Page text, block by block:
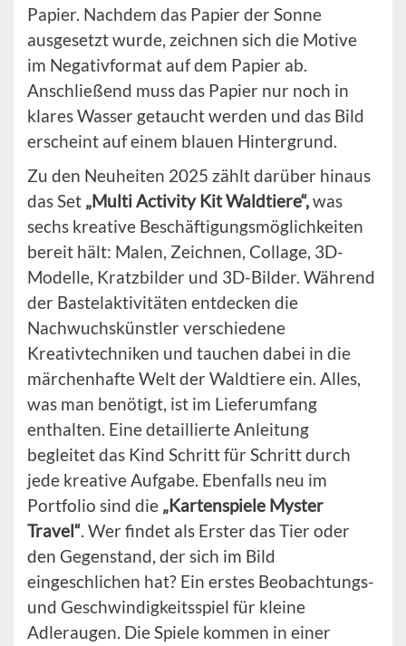
Papier. Nachdem das Papier der Sonne
ausgesetzt wurde, zeichnen sich die Motive
im Negativformat auf dem Papier ab.
Anschließend muss das Papier nur noch in
klares Wasser getaucht werden und das Bild
erscheint auf einem blauen Hintergrund.
Zu den Neuheiten 2025 zählt darüber hinaus
das Set „Multi Activity Kit Waldtiere“,was
sechs kreative Beschäftigungsmöglichkeiten
bereit hält: Malen, Zeichnen, Collage, 3D-
Modelle, Kratzbilder und 3D-Bilder. Während
der Bastelaktivitäten entdecken die
Nachwuchskünstler verschiedene
Kreativtechniken und tauchen dabei in die
märchenhafte Welt der Waldtiere ein. Alles,
was man benötigt, ist im Lieferumfang
enthalten. Eine detaillierte Anleitung
begleitet das Kind Schritt für Schritt durch
jede kreative Aufgabe. Ebenfalls neu im
Portfolio sind die „Kartenspiele Myster
Travel“. Wer findet als Erster das Tier oder
den Gegenstand, der sich im Bild
eingeschlichen hat? Ein erstes Beobachtungs-
und Geschwindigkeitsspiel für kleine
Adleraugen. Die Spiele kommen in einer